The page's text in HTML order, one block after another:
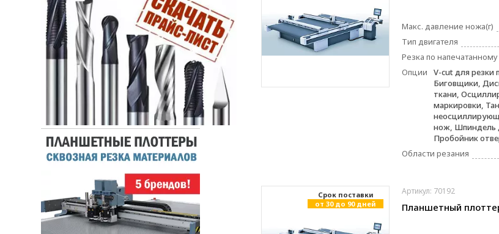
Макс. давление ножа(г)
Тип двигателя
Резка по напечатанному
Опции
V-cut для резки
Биговщики,
ткани,
маркировки,
нож, Шпиндель
Пробойник
Области резания
Cрок поставки
от 30 до 90 дней
Артикул: 70192
Планшетный